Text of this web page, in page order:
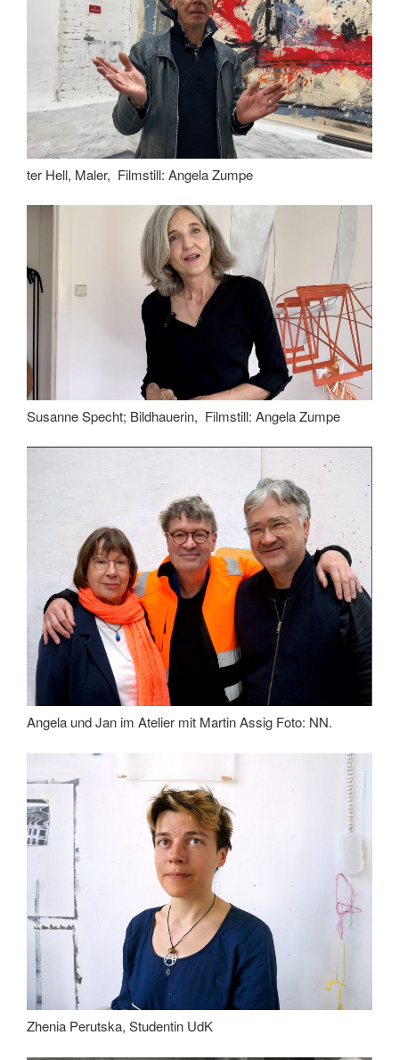
ter Hell, Maler, Filmstill: Angela Zumpe
Susanne Specht; Bildhauerin, Filmstill: Angela Zumpe
Angela und Jan im Atelier mit Martin Assig Foto: NN.
Zhenia Perutska, Studentin UdK